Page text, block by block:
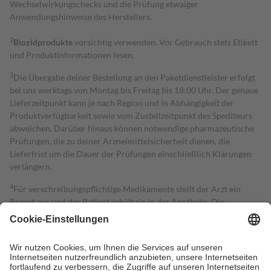
Wechselwirkungschecks und die Prüfung etwaiger
Anwendungshinweise des Herstellers.
2Biozidproduktevorsichtig verwenden. Vor Gebrauch stets Etikett
und Produktinformationen lesen.
3Die Übergabe deiner Bestellung an den Paketdienstleister erfolgt
bei uns werktags von Montag bis Freitag bis 18:00 Uhr. Der genaue
Lieferzeitpunkt kann je nach Region und in Abhängigkeit der
Produktverfügbarkeit sowie vom Zustellzeitpunkt des Spediteurs
abweichen. Darüber hinaus können notwendige pharmazeutische
Prüfungen, die zu deiner Arzneimittelsicherheit dienen, die
Lieferfrist um die Dauer der Prüfungen einschließlich Klärungen
verlängern.
4Für verschreibungspflichtige Medikamente stellt der Arzt ein
Rezept aus und der Patient erhält sie in der Apotheke. Die
gesetzliche Krankenversicherung übernimmt in der Regel die
Kosten dafür, der Versicherte trägt einen Teil davon als Zuzahlung
Grundsätzlich leisten Mitglieder Zuzahlungen in Höhe von zehn
Prozent des Abgabepreises,mindestens jedochfünf Euround